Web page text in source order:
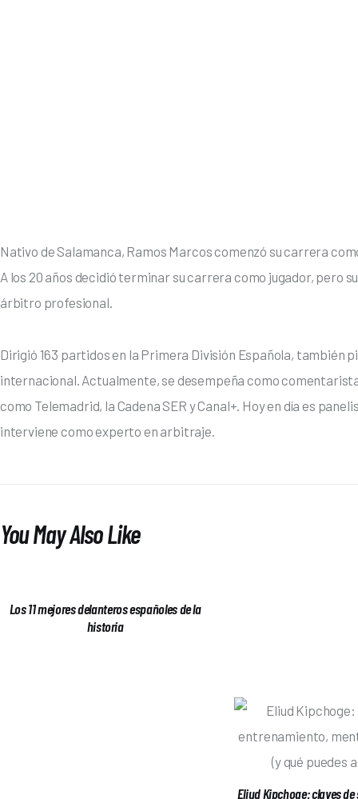
Nativo de Salamanca, Ramos Marcos comenzó su carrera
A los 20 años decidió terminar su carrera como jugador, pero
árbitro profesional.
Dirigió 163 partidos en la Primera División Española, también
internacional. Actualmente, se desempeña como
como Telemadrid, la Cadena SER y Canal+. Hoy en día es
interviene como experto en arbitraje.
You May Also Like
Los 11 mejores delanteros españoles de la
historia
Eliud Kipchoge: claves